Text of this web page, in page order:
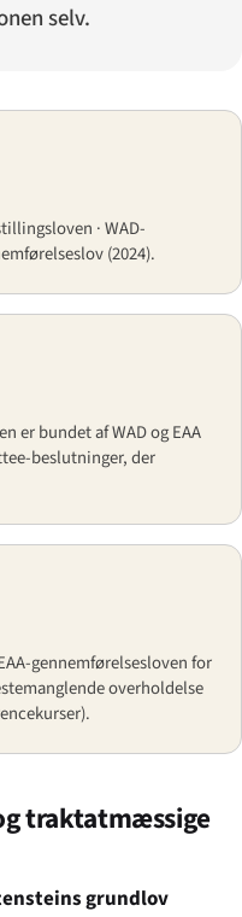
selv.
· WAD-
(2024).
er bundet af WAD og EAA
beslutninger, der
gennemførel­sesloven for
overholdelse
traktatmæssige
grundlov